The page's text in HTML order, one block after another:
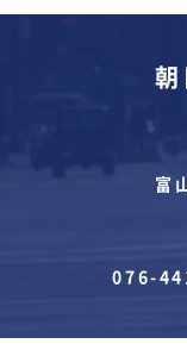
富
076-